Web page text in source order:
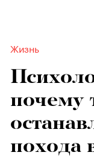
Жизнь
почему
похода